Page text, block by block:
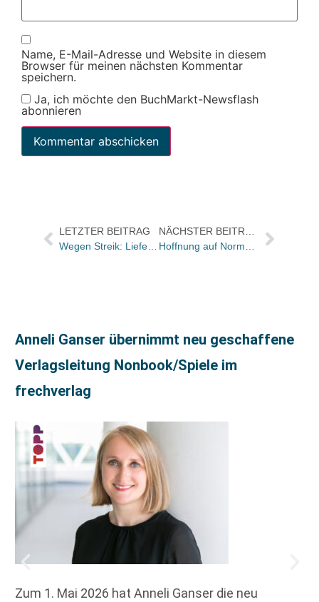
Name, E-Mail-Adresse und Website in diesem
Browser für meinen nächsten Kommentar
speichern.
Ja, ich möchte den BuchMarkt-Newsflash
abonnieren
LETZTER BEITRAG
Wegen Streik: Lieferung aus Polen
Anneli Ganser übernimmt neu geschaffene
Verlagsleitung Nonbook/Spiele im
frechverlag
Zum 1. Mai 2026 hat Anneli Ganser die neu